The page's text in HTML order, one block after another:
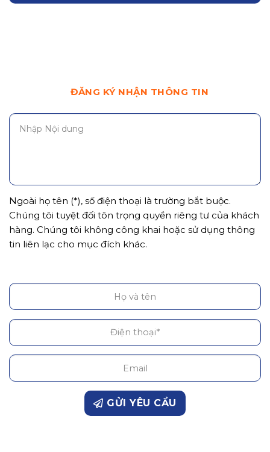
ĐĂNG KÝ NHẬN THÔNG TIN
Ngoài họ tên (*), số điện thoại là trường bắt buộc.
Chúng tôi tuyệt đối tôn trọng quyền riêng tư của khách
hàng. Chúng tôi không công khai hoặc sử dụng thông
tin liên lạc cho mục đích khác.
GỬI YÊU CẦU